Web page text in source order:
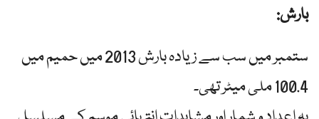
بارش:
ستمبر میں سب سے زیادہ بارش 2013 میں حمیم میں
100.4 ملی میٹر تھی۔